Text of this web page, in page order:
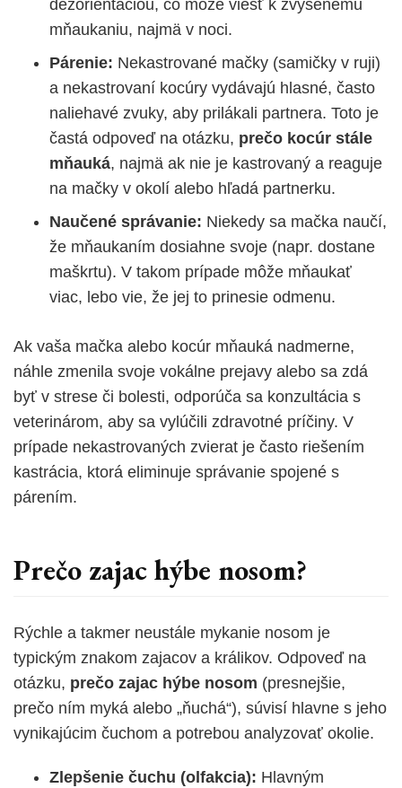
dezorientáciou, čo môže viesť k zvýšenému
mňaukaniu, najmä v noci.
Párenie: Nekastrované mačky (samičky v ruji)
a nekastrovaní kocúry vydávajú hlasné, často
naliehavé zvuky, aby prilákali partnera. Toto je
častá odpoveď na otázku, prečo kocúr stále
mňauká, najmä ak nie je kastrovaný a reaguje
na mačky v okolí alebo hľadá partnerku.
Naučené správanie: Niekedy sa mačka naučí,
že mňaukaním dosiahne svoje (napr. dostane
maškrtu). V takom prípade môže mňaukať
viac, lebo vie, že jej to prinesie odmenu.
Ak vaša mačka alebo kocúr mňauká nadmerne,
náhle zmenila svoje vokálne prejavy alebo sa zdá
byť v strese či bolesti, odporúča sa konzultácia s
veterinárom, aby sa vylúčili zdravotné príčiny. V
prípade nekastrovaných zvierat je často riešením
kastrácia, ktorá eliminuje správanie spojené s
párením.
Prečo zajac hýbe nosom?
Rýchle a takmer neustále mykanie nosom je
typickým znakom zajacov a králikov. Odpoveď na
otázku, prečo zajac hýbe nosom (presnejšie,
prečo ním myká alebo „ňuchá“), súvisí hlavne s jeho
vynikajúcim čuchom a potrebou analyzovať okolie.
Zlepšenie čuchu (olfakcia): Hlavným